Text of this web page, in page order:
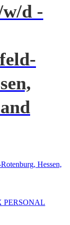
d -
Hessen,